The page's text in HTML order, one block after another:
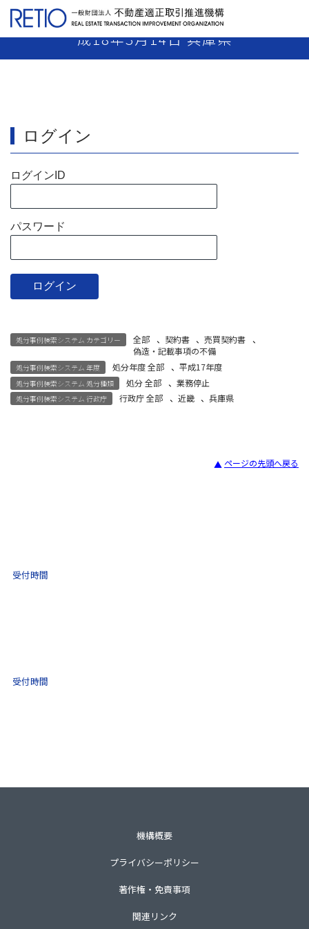
【17-57】 代理業者 業務停止30日 平
成18年3月14日 兵庫県
ログイン
ログインID
パスワード
処分事例検索システム カテゴリー 全部 、 契約書 、売買契約書
、
偽造・記載事項の不備
処分事例検索システム 年度 処分年度 全部 、 平成17年度
処分事例検索システム 処分種類 処分 全部 、 業務停止
処分事例検索システム 行政庁 行政庁 全部 、 近畿 、兵庫県
ページの先頭へ戻る
受付時間
受付時間
機構概要
プライバシーポリシー
著作権・免責事項
関連リンク